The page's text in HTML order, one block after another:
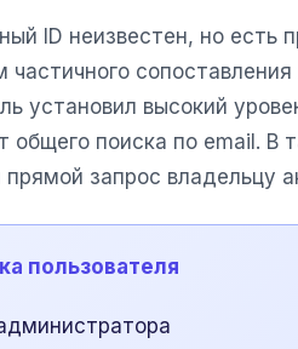
ID неизвестен, но
частичного
установил высокий
общего поиска по email. В
запрос владельцу
пользователя